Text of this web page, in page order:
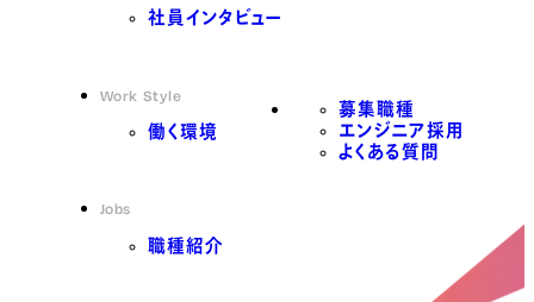
社員インタビュー
Work Style
働く環境
Jobs
職種紹介
募集職種
エンジニア採用
よくある質問